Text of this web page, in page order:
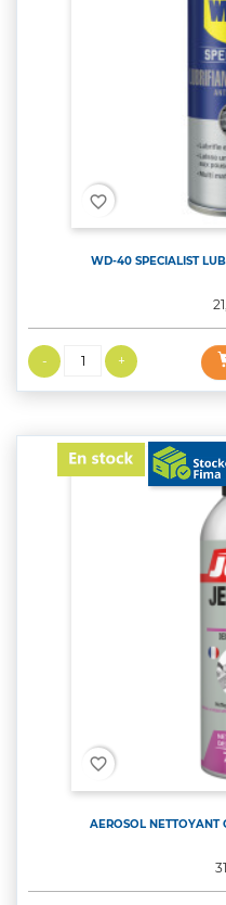
favorite_border
WD-40 SPECIALIST
favorite_border
AEROSOL NETTOYANT